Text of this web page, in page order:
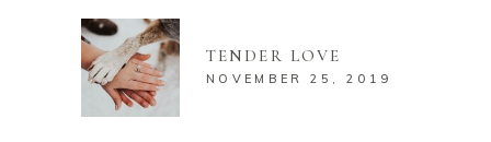
TENDER LOVE
NOVEMBER 25, 2019